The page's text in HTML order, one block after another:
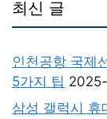
최신 글
인천공항 국제
5가지 팁
삼성 갤럭시 휴